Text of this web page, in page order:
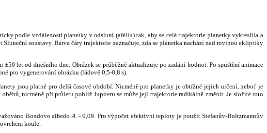
podle vzdálenosti planetky v odsluní (aféliu) tak, aby se celá trajektorie planetky vykreslila a
soustavy. Barva čáry trajektorie naznačuje, zda se planetka nachází nad rovinou ekliptiky
let od dnešního dne. Obrázek se průběžně aktualizuje po zadání hodnot. Po spuštění animace
pro vygenerování obrázku (řádově 0,5-0,8 s).
jsou platné pro delší časové období. Nicméně pro planetky je obtížné jejich určení, neboť je
nicméně při průletu poblíž Jupiteru se může její trajektorie radikálně změnit. Je složité toto
Bondovo albedo A = 0,09. Pro výpočet efektivní teploty je použit Stefanův-Boltzmannův
koule.